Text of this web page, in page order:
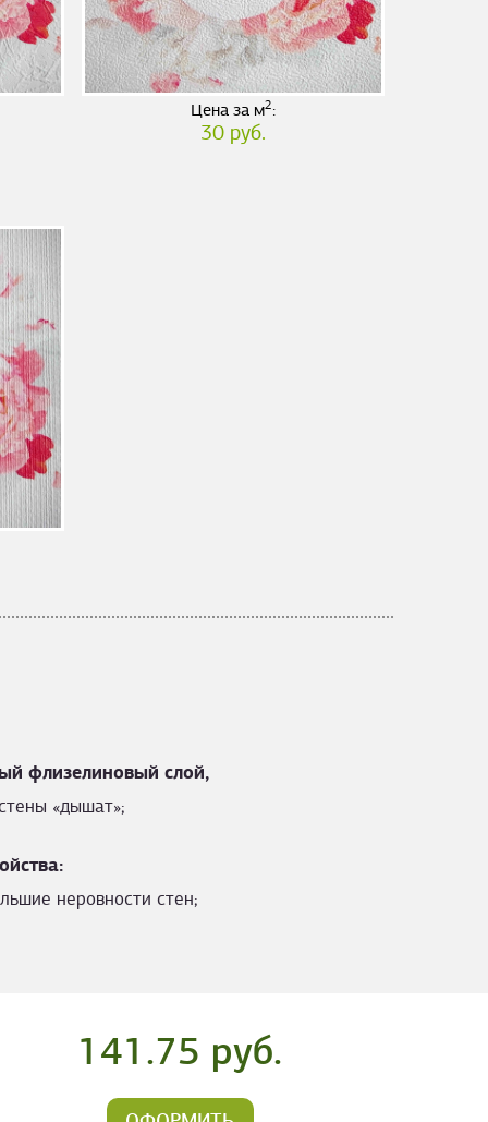
Цена за м2:
30 руб.
флизелиновый слой,
«дышат»;
неровности стен;
141.75 руб.